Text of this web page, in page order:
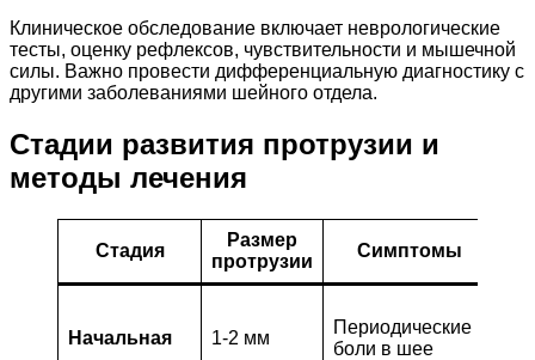
Клиническое обследование включает неврологические
тесты, оценку рефлексов, чувствительности и мышечной
силы. Важно провести дифференциальную диагностику с
другими заболеваниями шейного отдела.
Стадии развития протрузии и
методы лечения
Стадия
Размер
протрузии
Симптомы
Начальная 1-2 мм
Периодические
боли в шее